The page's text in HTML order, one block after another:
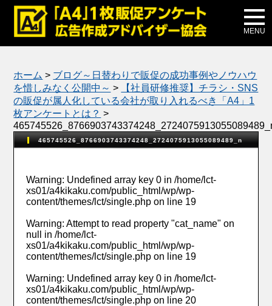
MENU
メディア掲載
公式ブログ
ホーム > ブログ～日替わりで販促の成功事例やノウハウ
を惜しみなく公開中～ >
【社員研修推奨】チラシ・SNS
の販促が属人化している会社が取り入れるべき「A4」1
枚アンケートとは？ >
465745526_8766903743374248_2724075913055089489_n
Warning: Undefined array key 0 in/home/lct-
xs01/a4kikaku.com/public_html/wp/wp-
content/themes/lct/single.php on line 19
Warning: Attempt to read property "cat_name" on
null in/home/lct-
xs01/a4kikaku.com/public_html/wp/wp-
content/themes/lct/single.php on line 19
Warning: Undefined array key 0 in/home/lct-
xs01/a4kikaku.com/public_html/wp/wp-
content/themes/lct/single.php on line 20